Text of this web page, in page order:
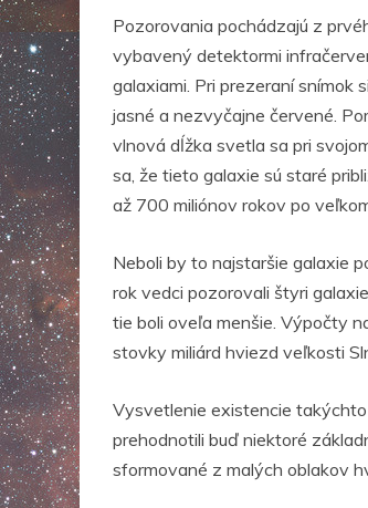
Pozorovania pochádzajú z
vybavený detektormi
galaxiami. Pri prezeraní snímok
jasné a nezvyčajne červené.
vlnová dĺžka svetla sa pri
sa, že tieto galaxie sú staré
až 700 miliónov rokov po
Neboli by to najstaršie galaxie
rok vedci pozorovali štyri
tie boli oveľa menšie. Výpočty
stovky miliárd hviezd veľkosti
Vysvetlenie existencie
prehodnotili buď niektoré
sformované z malých oblakov